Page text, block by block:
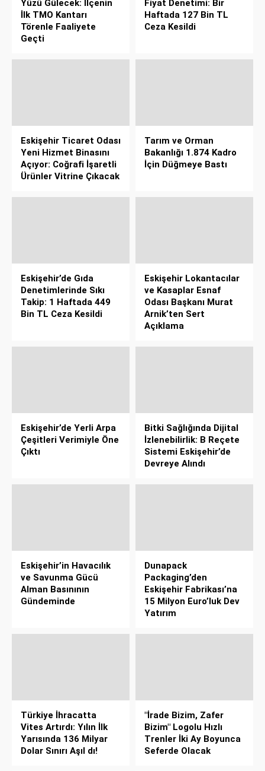
Yüzü Gülecek: İlçenin
İlk TMO Kantarı
Törenle Faaliyete
Geçti
Fiyat Denetimi: Bir
Haftada 127 Bin TL
Ceza Kesildi
Eskişehir Ticaret Odası
Yeni Hizmet Binasını
Açıyor: Coğrafi İşaretli
Ürünler Vitrine Çıkacak
Tarım ve Orman
Bakanlığı 1.874 Kadro
İçin Düğmeye Bastı
Eskişehir’de Gıda
Denetimlerinde Sıkı
Takip: 1 Haftada 449
Bin TL Ceza Kesildi
Eskişehir Lokantacılar
ve Kasaplar Esnaf
Odası Başkanı Murat
Arnik’ten Sert
Açıklama
Eskişehir’de Yerli Arpa
Çeşitleri Verimiyle Öne
Çıktı
Bitki Sağlığında Dijital
İzlenebilirlik: B Reçete
Sistemi Eskişehir’de
Devreye Alındı
Eskişehir’in Havacılık
ve Savunma Gücü
Alman Basınının
Gündeminde
Dunapack
Packaging’den
Eskişehir Fabrikası’na
15 Milyon Euro’luk Dev
Yatırım
Türkiye İhracatta
Vites Artırdı: Yılın İlk
Yarısında 136 Milyar
Dolar Sınırı Aşıl dı!
"İrade Bizim, Zafer
Bizim" Logolu Hızlı
Trenler İki Ay Boyunca
Seferde Olacak